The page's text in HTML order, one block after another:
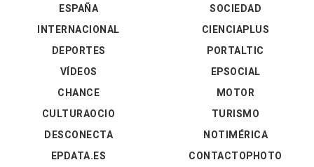
ESPAÑA
INTERNACIONAL
DEPORTES
VÍDEOS
SOCIEDAD
CIENCIAPLUS
PORTALTIC
EPSOCIAL
CHANCE
CULTURAOCIO
DESCONECTA
EPDATA.ES
MOTOR
TURISMO
NOTIMÉRICA
CONTACTOPHOTO